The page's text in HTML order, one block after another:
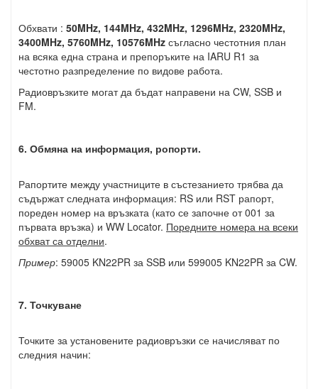
Обхвати : 50MHz, 144MHz, 432MHz, 1296MHz, 2320MHz,
3400MHz, 5760MHz, 10576MHz съгласно честотния план
на всяка една страна и препоръките на IARU R1 за
честотно разпределение по видове работа.
Радиовръзките могат да бъдат направени на CW, SSB и
FM.
6. Обмяна на информация, ропорти.
Рапортите между участниците в състезанието трябва да
съдържат следната информация: RS или RST рапорт,
пореден номер на връзката (като се започне от 001 за
първата връзка) и WW Locator. Поредните номера на всеки
обхват са отделни.
Пример: 59005 KN22PR за SSB или 599005 KN22PR за CW.
7. Точкуване
Точките за установените радиовръзки се начисляват по
следния начин: